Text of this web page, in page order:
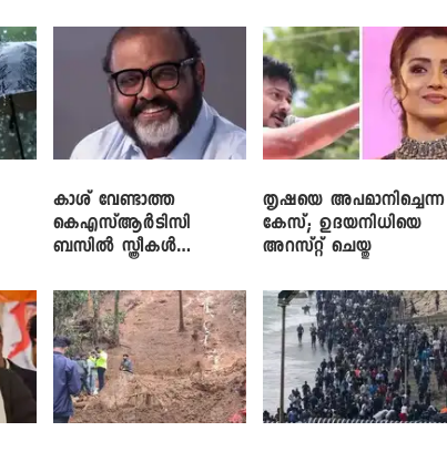
ലാപ്ടോപ്പുകളും
കാശ് വേണ്ടാത്ത
കെഎസ്ആർടിസി
ബസിൽ സ്ത്രീകൾ
ജോൺ
തൃഷയെ അപമാനിച്ചെന്ന
കേസ്; ഉദയനിധിയെ
അറസ്റ്റ് ചെയ്തു